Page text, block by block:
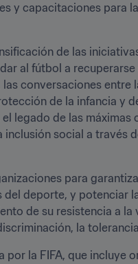
y capacitaciones para
de las
al fútbol a
conversaciones entre
de la infancia y
legado de las
social a través
para
deporte, y potenciar
de su resistencia a la
la
la FIFA, que incluye